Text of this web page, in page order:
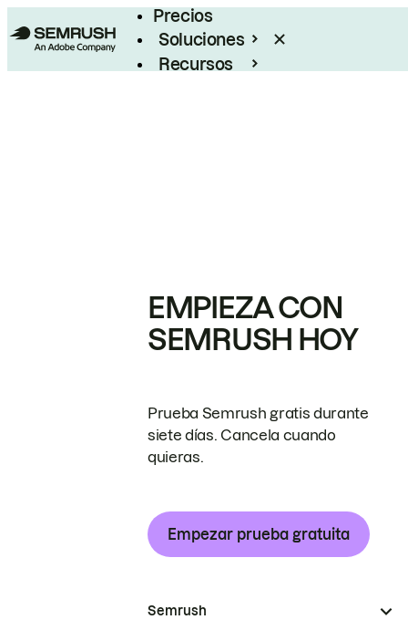
Precios
Soluciones
Recursos
EMPIEZA CON
SEMRUSH HOY
Prueba Semrush gratis durante
siete días. Cancela cuando
quieras.
Empezar prueba gratuita
Semrush